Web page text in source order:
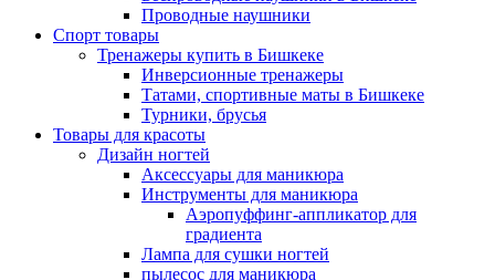
Проводные наушники
Спорт товары
Тренажеры купить в Бишкеке
Инверсионные тренажеры
Татами, спортивные маты в Бишкеке
Турники, брусья
Товары для красоты
Дизайн ногтей
Аксессуары для маникюра
Инструменты для маникюра
Аэропуффинг-аппликатор для
градиента
Лампа для сушки ногтей
пылесос для маникюра